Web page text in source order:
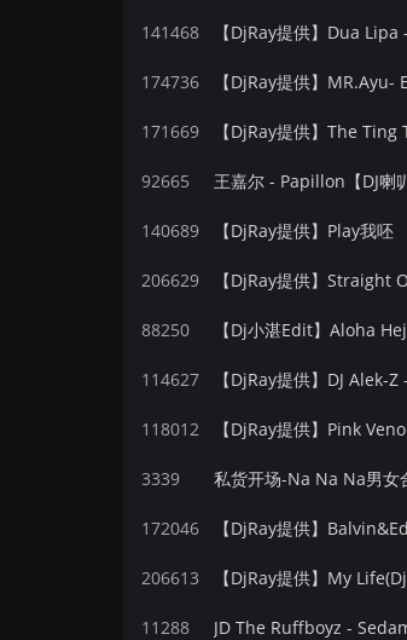
141468
174736 【DjRay提供】MR.Ayu-
171669 【DjRay提供】The
92665 王嘉尔 - Papillon【DJ喇
140689 【DjRay提供】Play我呸
206629 【DjRay提供】
88250 【Dj小湛Edit】Aloha
114627 【DjRay提供】DJ Alek-
118012 【DjRay提供】Pink
3339 私货开场-Na Na Na男女
172046 【DjRay提供】
206613 【DjRay提供】My
11288 JD The Ruffboyz -